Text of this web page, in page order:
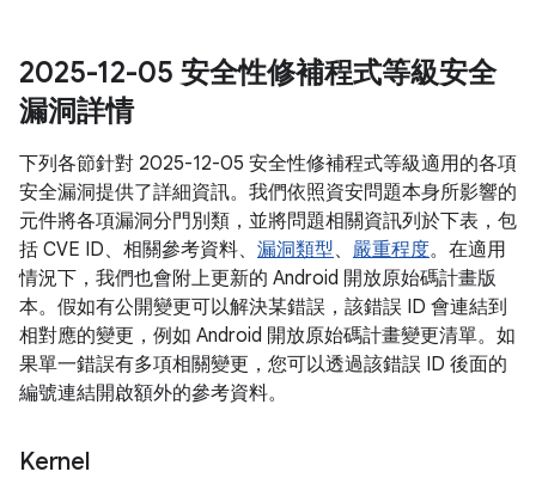
2025-12-05 安全性修補程式等級安全
漏洞詳情
下列各節針對 2025-12-05 安全性修補程式等級適用的各項
安全漏洞提供了詳細資訊。我們依照資安問題本身所影響的
元件將各項漏洞分門別類，並將問題相關資訊列於下表，包
括 CVE ID、相關參考資料、 漏洞類型、 嚴重程度。在適用
情況下，我們也會附上更新的 Android 開放原始碼計畫版
本。假如有公開變更可以解決某錯誤，該錯誤 ID 會連結到
相對應的變更，例如 Android 開放原始碼計畫變更清單。如
果單一錯誤有多項相關變更，您可以透過該錯誤 ID 後面的
編號連結開啟額外的參考資料。
Kernel